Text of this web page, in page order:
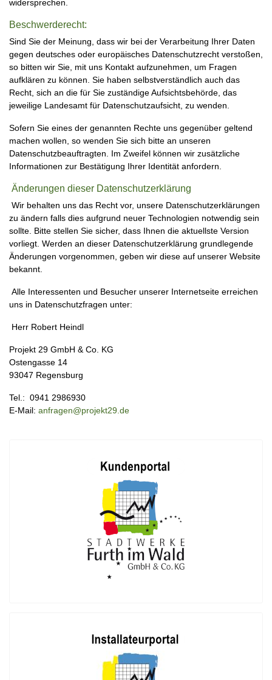
widersprechen.
Beschwerderecht:
Sind Sie der Meinung, dass wir bei der Verarbeitung Ihrer Daten
gegen deutsches oder europäisches Datenschutzrecht verstoßen,
so bitten wir Sie, mit uns Kontakt aufzunehmen, um Fragen
aufklären zu können. Sie haben selbstverständlich auch das
Recht, sich an die für Sie zuständige Aufsichtsbehörde, das
jeweilige Landesamt für Datenschutzaufsicht, zu wenden.
Sofern Sie eines der genannten Rechte uns gegenüber geltend
machen wollen, so wenden Sie sich bitte an unseren
Datenschutzbeauftragten. Im Zweifel können wir zusätzliche
Informationen zur Bestätigung Ihrer Identität anfordern.
Änderungen dieser Datenschutzerklärung
Wir behalten uns das Recht vor, unsere Datenschutzerklärungen
zu ändern falls dies aufgrund neuer Technologien notwendig sein
sollte. Bitte stellen Sie sicher, dass Ihnen die aktuellste Version
vorliegt. Werden an dieser Datenschutzerklärung grundlegende
Änderungen vorgenommen, geben wir diese auf unserer Website
bekannt.
Alle Interessenten und Besucher unserer Internetseite erreichen
uns in Datenschutzfragen unter:
Herr Robert Heindl
Projekt 29 GmbH & Co. KG
Ostengasse 14
93047 Regensburg
Tel.: 0941 2986930
E-Mail: anfragen@projekt29.de